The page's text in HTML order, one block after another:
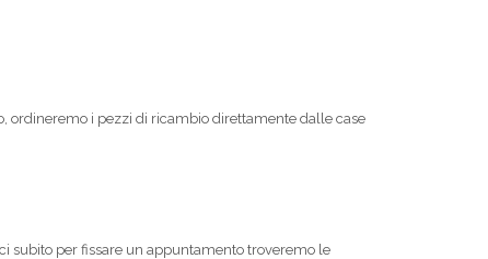
ordineremo i pezzi di ricambio direttamente dalle case
subito per fissare un appuntamento troveremo le